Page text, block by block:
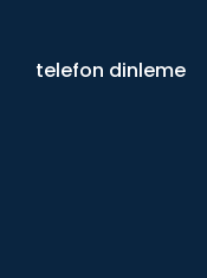
telefon dinleme